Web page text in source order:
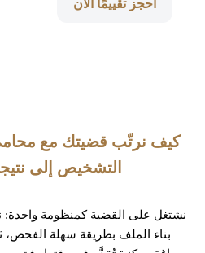
احجز تقييمًا الآن
كيف نرتّب قضيتك مع
التشخيص إلى
نشتغل على القضية كمنظومة واحدة:
بناء الملف بطريقة سهلة الفحص،